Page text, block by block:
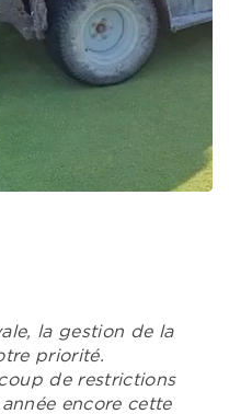
la gestion de la
priorité.
de restrictions
encore cette